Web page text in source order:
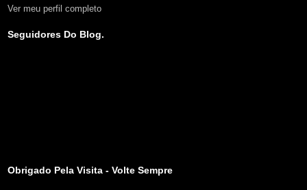
Ver meu perfil completo
Seguidores Do Blog.
Obrigado Pela Visita - Volte Sempre